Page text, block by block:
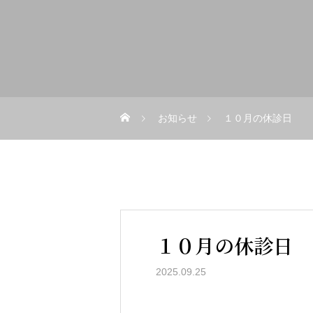
お知らせ １０月の休診日
１０月の休診日
2025.09.25